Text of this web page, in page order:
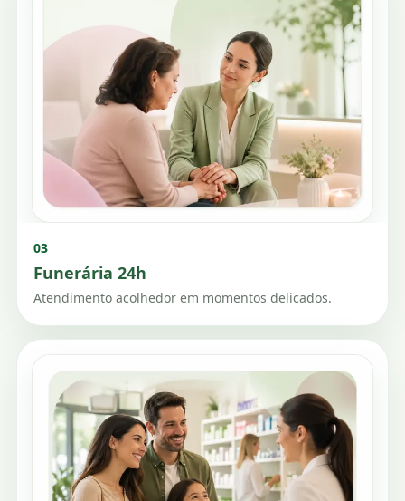
03
Funerária 24h
Atendimento acolhedor em momentos delicados.